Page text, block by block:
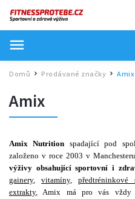
Domů / Prodávané značky / Amix
Amix
Amix Nutrition spadající pod
založeno v roce 2003 v
výživy obsahující sportovní i
gainery, vitamíny, předtréninkové
extrakty, Amix má pro vás vždy